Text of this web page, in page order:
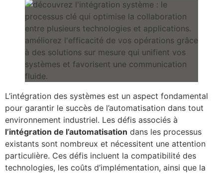
L’intégration des systèmes est un aspect fondamental
pour garantir le succès de l’automatisation dans tout
environnement industriel. Les défis associés à
l’intégration de l’automatisation dans les processus
existants sont nombreux et nécessitent une attention
particulière. Ces défis incluent la compatibilité des
technologies, les coûts d’implémentation, ainsi que la